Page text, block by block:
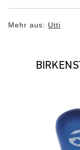
Mehr aus: Utti